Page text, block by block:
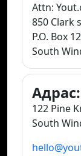
Attn:
850 Clark
P.O. Box
South
Адрас:
122 Pine
South